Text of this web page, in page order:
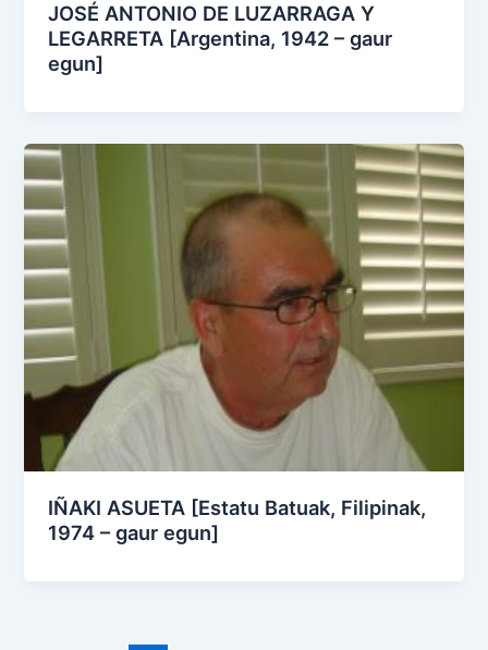
JOSÉ ANTONIO DE LUZARRAGA Y
LEGARRETA [Argentina, 1942 – gaur
egun]
IÑAKI ASUETA [Estatu Batuak, Filipinak,
1974 – gaur egun]